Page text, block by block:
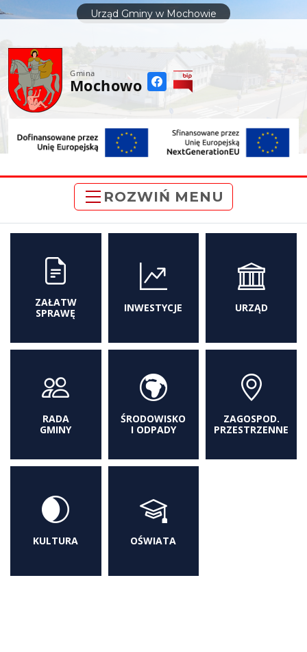
treści
Urząd Gminy w Mochowie
Gmina
Mochowo
ROZWIŃ MENU
ZAŁATW
SPRAWĘ
INWESTYCJE URZĄD
RADA
GMINY
ŚRODOWISKO
I ODPADY
ZAGOSPOD.
PRZESTRZENNE
KULTURA OŚWIATA